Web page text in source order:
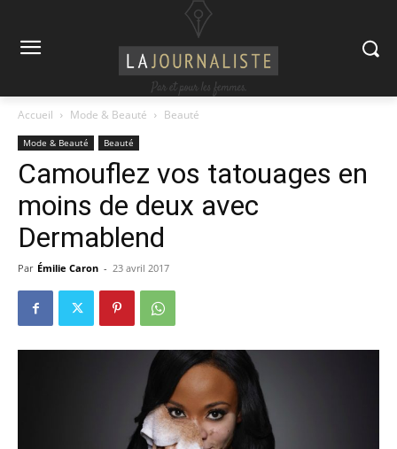
Accueil Mode & Beauté Beauté
Mode & Beauté Beauté
Camouflez vos tatouages en
moins de deux avec
Dermablend
Par Émilie Caron - 23 avril 2017